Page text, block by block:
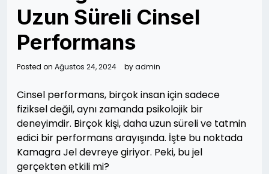
Uzun Süreli Cinsel
Performans
Posted on Ağustos 24, 2024 byadmin
Cinsel performans, birçok insan için sadece
fiziksel değil, aynı zamanda psikolojik bir
deneyimdir. Birçok kişi, daha uzun süreli ve tatmin
edici bir performans arayışında. İşte bu noktada
Kamagra Jel devreye giriyor. Peki, bu jel
gerçekten etkili mi?